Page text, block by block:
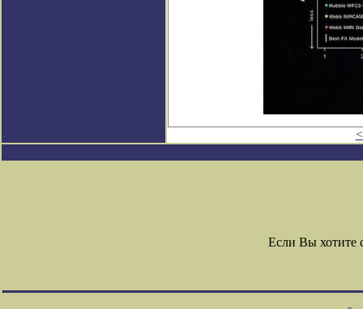
Если Вы хотите